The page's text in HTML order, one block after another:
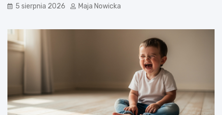
5 sierpnia 2026 Maja Nowicka